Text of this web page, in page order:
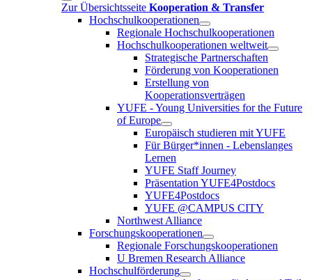
Zur Übersichtsseite Kooperation & Transfer
Hochschulkooperationen
Regionale Hochschulkooperationen
Hochschulkooperationen weltweit
Strategische Partnerschaften
Förderung von Kooperationen
Erstellung von
Kooperationsverträgen
YUFE - Young Universities for the Future
of Europe
Europäisch studieren mit YUFE
Für Bürger*innen - Lebenslanges
Lernen
YUFE Staff Journey
Präsentation YUFE4Postdocs
YUFE4Postdocs
YUFE @CAMPUS CITY
Northwest Alliance
Forschungskooperationen
Regionale Forschungskooperationen
U Bremen Research Alliance
Hochschulförderung